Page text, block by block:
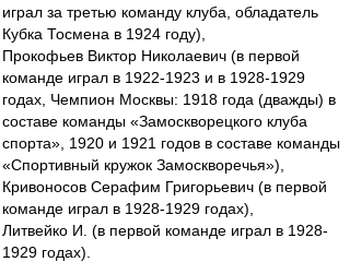
играл за третью команду клуба, обладатель
Кубка Тосмена в 1924 году),
Прокофьев Виктор Николаевич (в первой
команде играл в 1922-1923 и в 1928-1929
годах, Чемпион Москвы: 1918 года (дважды) в
составе команды «Замоскворецкого клуба
спорта», 1920 и 1921 годов в составе команды
«Спортивный кружок Замоскворечья»),
Кривоносов Серафим Григорьевич (в первой
команде играл в 1928-1929 годах),
Литвейко И. (в первой команде играл в 1928-
1929 годах).